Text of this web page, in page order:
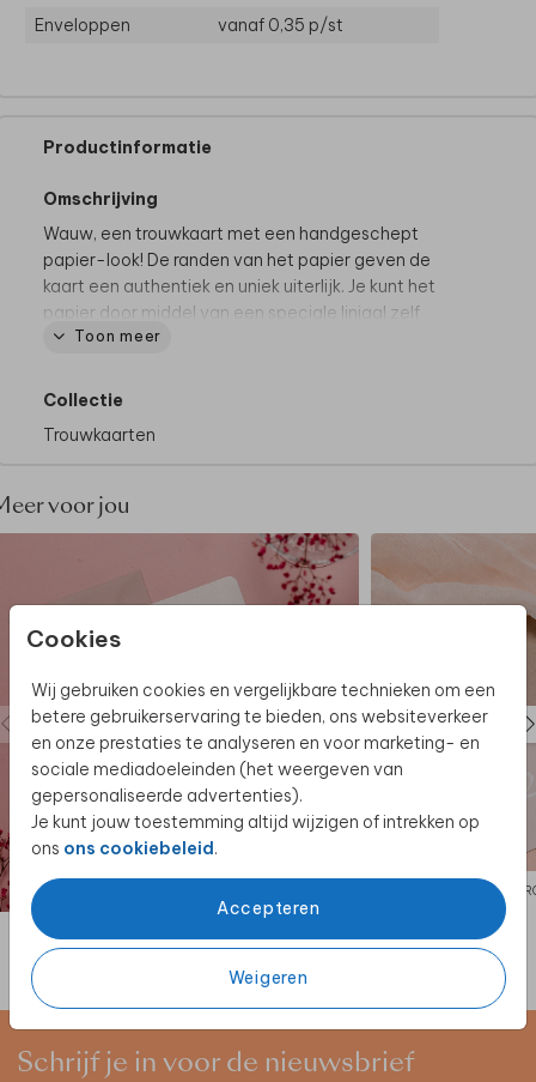
Cookies
Wij gebruiken cookies en vergelijkbare technieken om een
betere gebruikerservaring te bieden, ons websiteverkeer
en onze prestaties te analyseren en voor marketing- en
sociale mediadoeleinden (het weergeven van
gepersonaliseerde advertenties).
Je kunt jouw toestemming altijd wijzigen of intrekken op
ons ons cookiebeleid.
Accepteren
Weigeren
Enveloppen
vanaf 0,35 p/st
Productinformatie
Omschrijving
Wauw, een trouwkaart met een handgeschept
papier-look! De randen van het papier geven de
kaart een authentiek en uniek uiterlijk. Je kunt het
papier door middel van een speciale liniaal zelf
scheuren om de handgeschepte look te bereiken.
lezen voor het beste resultaat.
Dit is een DIY-product. Goed om te weten:
het echt te ervaren.
• De scheurliniaal bestel je los bij de kaart en vind je
hier.
• De stippellijnen worden afgedrukt op de kaart,
deze dienen als hulplijnen bij het scheuren. Zorg er
dus voor dat je ontwerp binnen deze lijnen blijft.
witte scheurrandjes.
• Gebruik de kleinste ribbelrand van de liniaal bij het
scheuren voor het mooiste effect.
Toon meer
Collectie
Trouwkaarten
voor jou
Schrijf je in voor de nieuwsbrief